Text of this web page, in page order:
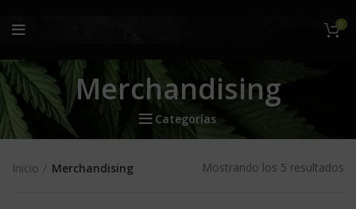
0
Merchandising
Categorías
Inicio Merchandising Mostrando los 5 resultados